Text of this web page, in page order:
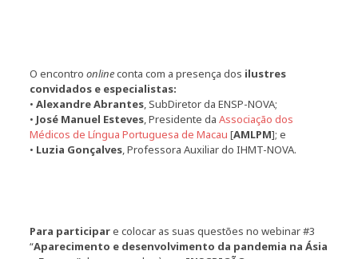
O encontro onlineconta com a presença dos ilustres
convidados e especialistas:
• Alexandre Abrantes, SubDiretor da ENSP-NOVA;
• José Manuel Esteves, Presidente da Associação dos
Médicos de Língua Portuguesa de Macau [AMLPM]; e
• Luzia Gonçalves, Professora Auxiliar do IHMT-NOVA.
Para participare colocar as suas questões no webinar #3
“Aparecimento e desenvolvimento da pandemia na Ásia